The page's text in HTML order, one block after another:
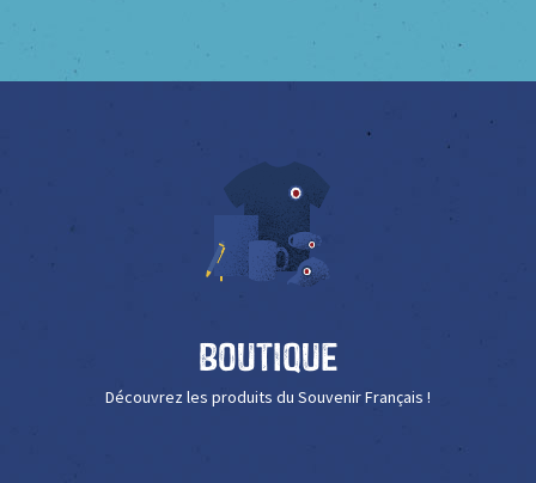
Boutique
Découvrez les produits du Souvenir Français !